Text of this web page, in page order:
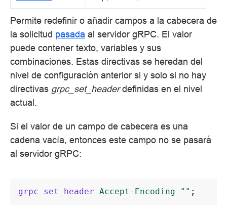
Permite redefinir o añadir campos a la cabecera de
la solicitud pasada al servidor gRPC. El valor
puede contener texto, variables y sus
combinaciones. Estas directivas se heredan del
nivel de configuración anterior si y solo si no hay
directivas grpc_set_headerdefinidas en el nivel
actual.
Si el valor de un campo de cabecera es una
cadena vacía, entonces este campo no se pasará
al servidor gRPC:
grpc_set_header Accept-Encoding "" ;